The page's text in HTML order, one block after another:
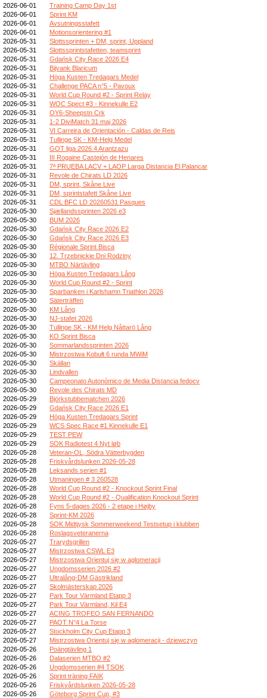
2026-06-01
Training Camp Day 1st
2026-06-01
Sprint KM
2026-06-01
Avsutningsstafett
2026-06-01
Motionsorientering #1
2026-05-31
Slottssprinten + DM, sprint, Uppland
2026-05-31
Slottssprintstafetten, teamsprint
2026-05-31
Gdańsk City Race 2026 E4
2026-05-31
Bijvank Blaricum
2026-05-31
Höga Kusten Tredagars Medel
2026-05-31
Challenge PACA n°5 - Pavoux
2026-05-31
World Cup Round #2 - Sprint Relay
2026-05-31
WOC Spect #3 - Kinnekulle E2
2026-05-31
OY6-Sheepstn Crk
2026-05-31
1-2 DiviMatch 31 maj 2026
2026-05-31
VI Carreira de Orientación - Caldas de Reis
2026-05-31
Tullinge SK - KM-Helg Medel
2026-05-31
GOT liga 2026.4 Arantzazu
2026-05-31
III Rogaine Castejón de Henares
2026-05-31
7ª PRUEBA LACV + LAOP Larga Distancia El Palancar
2026-05-31
Revole de Chirats LD 2026
2026-05-31
DM, sprint, Skåne Live
2026-05-31
DM, sprintstafett Skåne Live
2026-05-31
CDL BFC LD 20260531 Pasques
2026-05-30
Sjællandssprinten 2026 e3
2026-05-30
BUM 2026
2026-05-30
Gdańsk City Race 2026 E2
2026-05-30
Gdańsk City Race 2026 E3
2026-05-30
Régionale Sprint Bisca
2026-05-30
12. Trzebnickie Dni Rodziny
2026-05-30
MTBO Närtävling
2026-05-30
Höga Kusten Tredagars Lång
2026-05-30
World Cup Round #2 - Sprint
2026-05-30
Sparbanken i Karlshamn Triathlon 2026
2026-05-30
Säterträffen
2026-05-30
KM Lång
2026-05-30
NJ-stafet 2026
2026-05-30
Tullinge SK - KM Helg Nåttarö Lång
2026-05-30
KO Sprint Bisca
2026-05-30
Sommarlandssprinten 2026
2026-05-30
Mistrzostwa Kobułt 6 runda MWiM
2026-05-30
Skällan
2026-05-30
Lindvallen
2026-05-30
Campeonato Autonómico de Media Distancia fedocv
2026-05-30
Revole des Chirats MD
2026-05-29
Björkstubbematchen 2026
2026-05-29
Gdańsk City Race 2026 E1
2026-05-29
Höga Kusten Tredagars Sprint
2026-05-29
WCS Spec Race #1 Kinnekulle E1
2026-05-29
TEST PEW
2026-05-29
SOK Radiotest 4 Nyt løb
2026-05-28
Veteran-OL, Södra Vätterbygden
2026-05-28
Friskvårdslunken 2026-05-28
2026-05-28
Leksands serien #1
2026-05-28
Utmaningen # 3 260528
2026-05-28
World Cup Round #2 - Knockout Sprint Final
2026-05-28
World Cup Round #2 - Qualification Knockout Sprint
2026-05-28
Fyns 5-dages 2026 - 2 etape i Højby
2026-05-28
Sprint-KM 2026
2026-05-28
SOK Midtjysk Sommerweekend Testsetup i klubben
2026-05-28
Roslagsveteranerna
2026-05-27
Trarydsgrillen
2026-05-27
Mistrzostwa CSWL E3
2026-05-27
Mistrzostwa Orientuj się w aglomeracji
2026-05-27
Ungdomsserien 2026 #2
2026-05-27
Ultralång-DM Gästrikland
2026-05-27
Skolmästerskap 2026
2026-05-27
Park Tour Värmland Etapp 3
2026-05-27
Park Tour Värmland, Kil E4
2026-05-27
ACING TROFEO SAN FERNANDO
2026-05-27
PAOT N°4 La Torse
2026-05-27
Stockholm City Cup Etapp 3
2026-05-27
Mistrzostwa Orientuj się w aglomeracji - dziewczyn
2026-05-26
Poängtävling 1
2026-05-26
Dalaserien MTBO #2
2026-05-26
Ungdomsserien #4 TSOK
2026-05-26
Sprint träning FAIK
2026-05-26
Friskvårdslunken 2026-05-28
2026-05-26
Göteborg Sprint Cup, #3